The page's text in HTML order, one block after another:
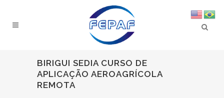
BIRIGUI SEDIA CURSO DE
APLICAÇÃO AEROAGRÍCOLA
REMOTA